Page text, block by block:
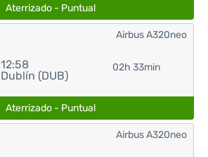
Aterrizado - Puntual
12:58
Dublín (DUB)
02h 33min
Airbus A320neo
Aterrizado - Puntual
Airbus A320neo